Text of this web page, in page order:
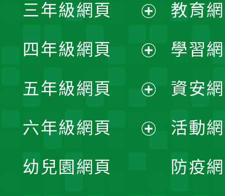
選
單
開
選
單
三年級網頁
開
選
單
四年級網頁
開
選
五年級網頁
開
六年級網頁
幼兒園網頁
教育
學習
資安
活動
防疫